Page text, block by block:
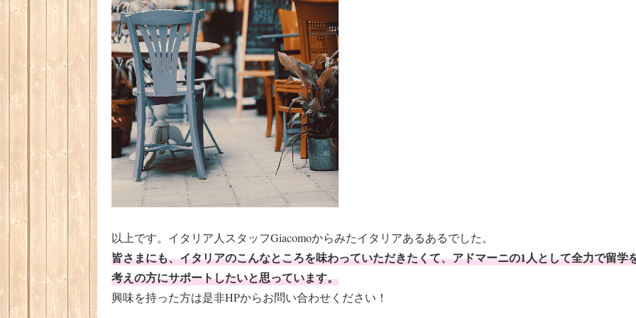
以上です。イタリア人スタッフGiacomoからみたイタリアあるあるでした。
皆さまにも、イタリアのこんなところを味わっていただきたくて、アドマーニの1人として全力で留学
考えの方にサポートしたいと思っています。
興味を持った方は是非HPからお問い合わせください！